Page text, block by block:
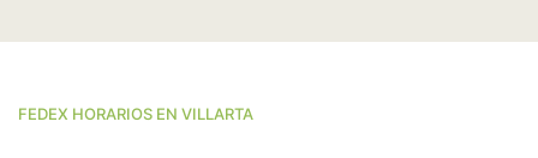
FEDEX HORARIOS EN VILLARTA